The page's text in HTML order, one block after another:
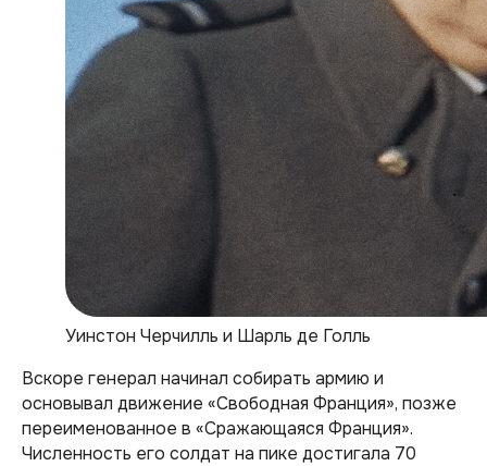
Уинстон Черчилль и Шарль де Голль
Вскоре генерал начинал собирать армию и
основывал движение «Свободная Франция», позже
переименованное в «Сражающаяся Франция».
Численность его солдат на пике достигала 70